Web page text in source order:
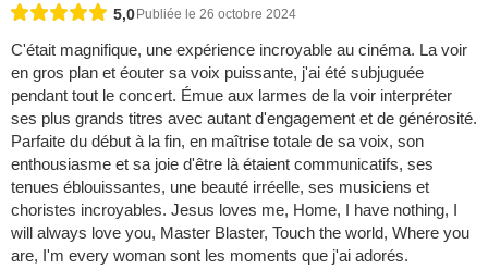
5,0 Publiée le 26 octobre 2024
C'était magnifique, une expérience incroyable au cinéma. La voir
en gros plan et éouter sa voix puissante, j'ai été subjuguée
pendant tout le concert. Émue aux larmes de la voir interpréter
ses plus grands titres avec autant d'engagement et de générosité.
Parfaite du début à la fin, en maîtrise totale de sa voix, son
enthousiasme et sa joie d'être là étaient communicatifs, ses
tenues éblouissantes, une beauté irréelle, ses musiciens et
choristes incroyables. Jesus loves me, Home, I have nothing, I
will always love you, Master Blaster, Touch the world, Where you
are, I'm every woman sont les moments que j'ai adorés.